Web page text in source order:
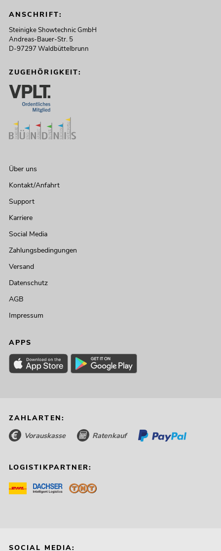
ANSCHRIFT:
Steinigke Showtechnic GmbH
Andreas-Bauer-Str. 5
D-97297 Waldbüttelbrunn
ZUGEHÖRIGKEIT:
Über uns
Kontakt/Anfahrt
Support
Karriere
Social Media
Zahlungsbedingungen
Versand
Datenschutz
AGB
Impressum
APPS
ZAHLARTEN:
Vorauskasse Ratenkauf
LOGISTIKPARTNER:
SOCIAL MEDIA: